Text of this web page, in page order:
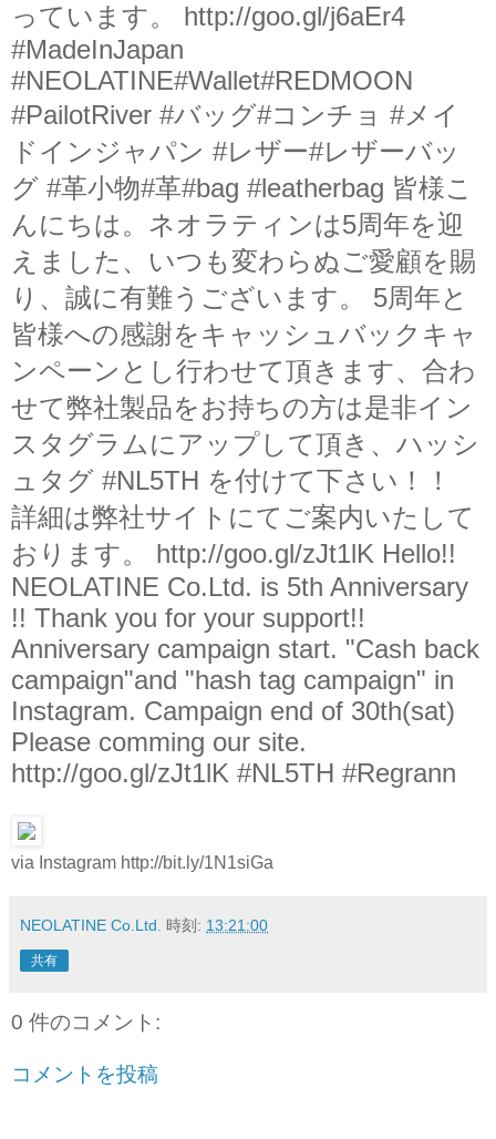
っています。 http://goo.gl/j6aEr4
#MadeInJapan
#NEOLATINE#Wallet#REDMOON
#PailotRiver #バッグ#コンチョ #メイ
ドインジャパン #レザー#レザーバッ
グ #革小物#革#bag #leatherbag 皆様こ
んにちは。ネオラティンは5周年を迎
えました、いつも変わらぬご愛顧を賜
り、誠に有難うございます。 5周年と
皆様への感謝をキャッシュバックキャ
ンペーンとし行わせて頂きます、合わ
せて弊社製品をお持ちの方は是非イン
スタグラムにアップして頂き、ハッシ
ュタグ #NL5TH を付けて下さい！！
詳細は弊社サイトにてご案内いたして
おります。 http://goo.gl/zJt1lK Hello!!
NEOLATINE Co.Ltd. is 5th Anniversary
!! Thank you for your support!!
Anniversary campaign start. "Cash back
campaign"and "hash tag campaign" in
Instagram. Campaign end of 30th(sat)
Please comming our site.
http://goo.gl/zJt1lK #NL5TH #Regrann
via Instagram http://bit.ly/1N1siGa
NEOLATINE Co.Ltd. 時刻: 13:21:00
共有
0 件のコメント:
コメントを投稿